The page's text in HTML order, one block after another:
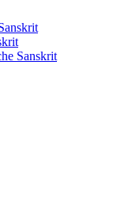
Sanskrit